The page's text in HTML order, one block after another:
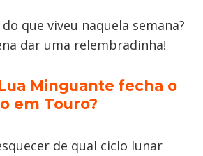
que viveu naquela semana?
dar uma relembradinha!
Minguante fecha o
em Touro?
de qual ciclo lunar